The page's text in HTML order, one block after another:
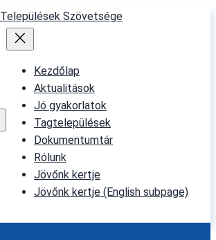
Kezdőlap
Aktualitások
Jó gyakorlatok
Tagtelepülések
Dokumentumtár
Rólunk
Jövőnk kertje
Jövőnk kertje (English subpage)